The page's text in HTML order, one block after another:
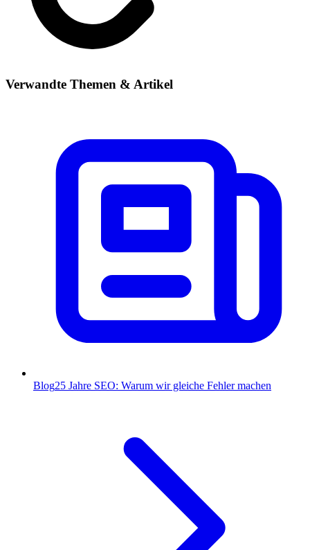
Verwandte Themen & Artikel
Blog25 Jahre SEO: Warum wir gleiche Fehler machen